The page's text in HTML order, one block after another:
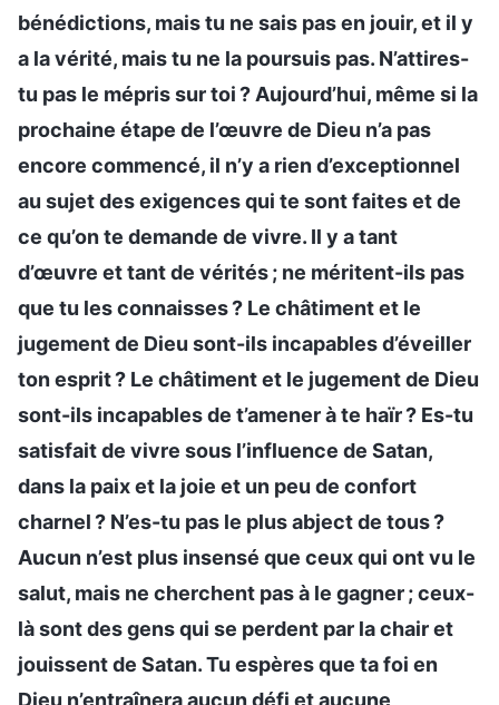
bénédictions, mais tu ne sais pas en jouir, et il y
a la vérité, mais tu ne la poursuis pas. N’attires-
tu pas le mépris sur toi ? Aujourd’hui, même si la
prochaine étape de l’œuvre de Dieu n’a pas
encore commencé, il n’y a rien d’exceptionnel
au sujet des exigences qui te sont faites et de
ce qu’on te demande de vivre. Il y a tant
d’œuvre et tant de vérités ; ne méritent-ils pas
que tu les connaisses ? Le châtiment et le
jugement de Dieu sont-ils incapables d’éveiller
ton esprit ? Le châtiment et le jugement de Dieu
sont-ils incapables de t’amener à te haïr ? Es-tu
satisfait de vivre sous l’influence de Satan,
dans la paix et la joie et un peu de confort
charnel ? N’es-tu pas le plus abject de tous ?
Aucun n’est plus insensé que ceux qui ont vu le
salut, mais ne cherchent pas à le gagner ; ceux-
là sont des gens qui se perdent par la chair et
jouissent de Satan. Tu espères que ta foi en
Dieu n’entraînera aucun défi et aucune